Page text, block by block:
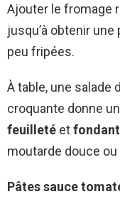
Ajouter le fromage
jusqu’à obtenir
peu fripées.
À table, une salade
croquante donne
feuilleté et
moutarde douce
Pâtes sauce